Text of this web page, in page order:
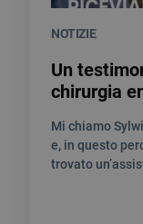
NOTIZIE
Un
chirurgia
Mi chiamo
e, in questo
trovato